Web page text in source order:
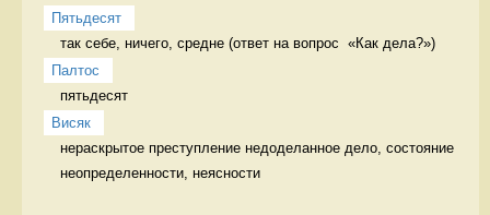
Пятьдесят
так себе, ничего, средне (ответ на вопрос  «Как дела?»)
Палтос
пятьдесят
Висяк
нераскрытое преступление недоделанное дело, состояние
неопределенности, неясности